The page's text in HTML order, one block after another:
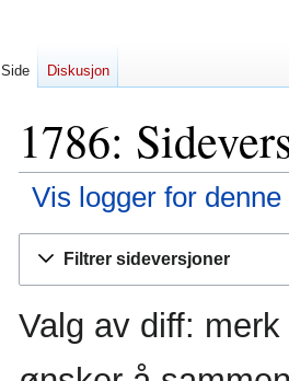
1786:
Vis logger for denne
Filtrer sideversjoner
Valg av diff:
Side Diskusjon